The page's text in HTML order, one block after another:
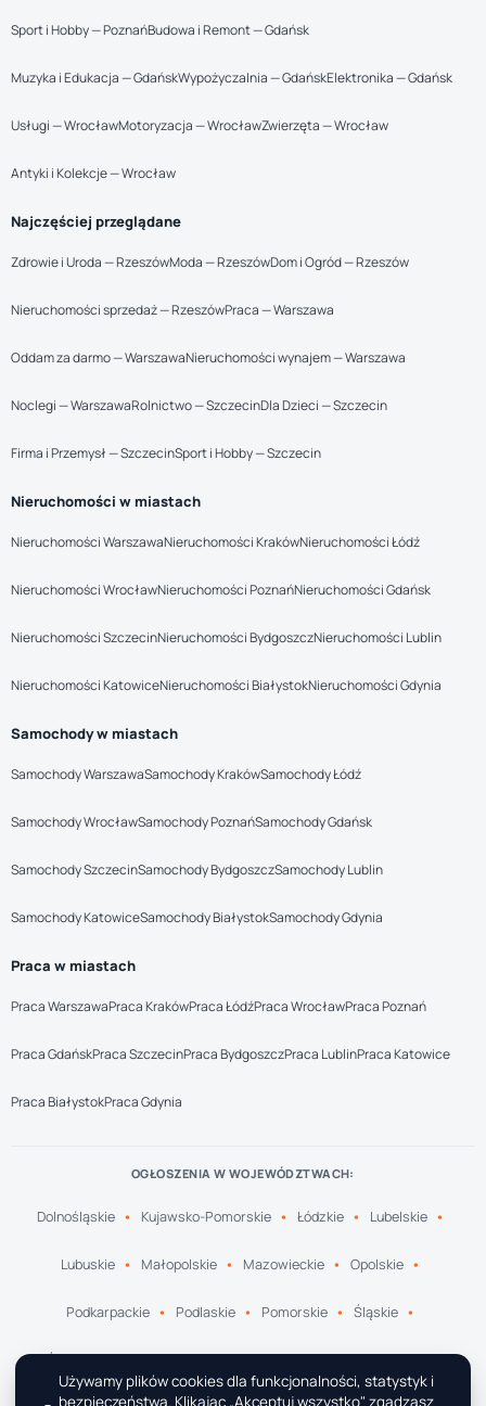
Sport i Hobby — PoznańBudowa i Remont — Gdańsk
Muzyka i Edukacja — GdańskWypożyczalnia — GdańskElektronika — Gdańsk
Usługi — WrocławMotoryzacja — WrocławZwierzęta — Wrocław
Antyki i Kolekcje — Wrocław
Najczęściej przeglądane
Zdrowie i Uroda — RzeszówModa — RzeszówDom i Ogród — Rzeszów
Nieruchomości sprzedaż — RzeszówPraca — Warszawa
Oddam za darmo — WarszawaNieruchomości wynajem — Warszawa
Noclegi — WarszawaRolnictwo — SzczecinDla Dzieci — Szczecin
Firma i Przemysł — SzczecinSport i Hobby — Szczecin
Nieruchomości w miastach
Nieruchomości WarszawaNieruchomości KrakówNieruchomości Łódź
Nieruchomości WrocławNieruchomości PoznańNieruchomości Gdańsk
Nieruchomości SzczecinNieruchomości BydgoszczNieruchomości Lublin
Nieruchomości KatowiceNieruchomości BiałystokNieruchomości Gdynia
Samochody w miastach
Samochody WarszawaSamochody KrakówSamochody Łódź
Samochody WrocławSamochody PoznańSamochody Gdańsk
Samochody SzczecinSamochody BydgoszczSamochody Lublin
Samochody KatowiceSamochody BiałystokSamochody Gdynia
Praca w miastach
Praca WarszawaPraca KrakówPraca ŁódźPraca WrocławPraca Poznań
Praca GdańskPraca SzczecinPraca BydgoszczPraca LublinPraca Katowice
Praca BiałystokPraca Gdynia
OGŁOSZENIA W WOJEWÓDZTWACH:
Dolnośląskie Kujawsko-Pomorskie Łódzkie Lubelskie
Lubuskie Małopolskie Mazowieckie Opolskie
Podkarpackie Podlaskie Pomorskie Śląskie
Świętokrzyskie Warmińsko-Mazurskie Wielkopolskie
Używamy plików cookies dla funkcjonalności, statystyk i
bezpieczeństwa. Klikając „Akceptuj wszystko" zgadzasz